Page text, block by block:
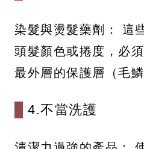
染髮與燙髮藥劑： 這
頭髮顏色或捲度，必
最外層的保護層（毛鱗
4.不當洗護